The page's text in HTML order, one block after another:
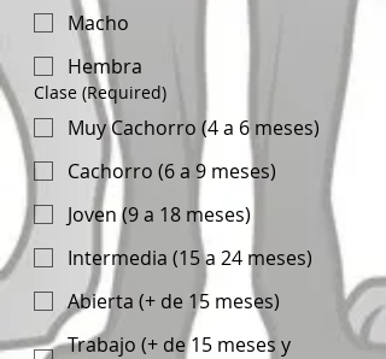
Macho
Hembra
Clase (Required)
Muy Cachorro (4 a 6 meses)
Cachorro (6 a 9 meses)
Joven (9 a 18 meses)
Intermedia (15 a 24 meses)
Abierta (+ de 15 meses)
Trabajo (+ de 15 meses y